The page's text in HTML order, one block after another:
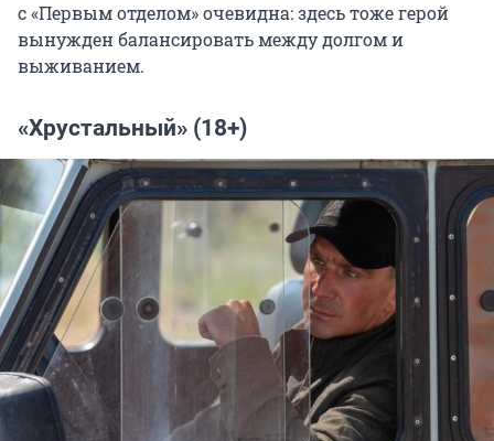
с «Первым отделом» очевидна: здесь тоже герой
вынужден балансировать между долгом и
выживанием.
«Хрустальный» (18+)